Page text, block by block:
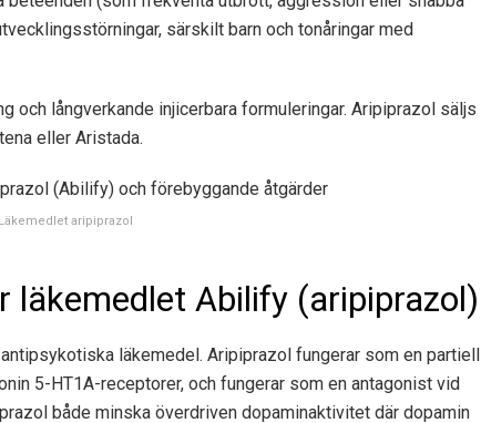
särskilt barn och tonåringar med
och långverkande injicerbara formuleringar. Aripiprazol säljs
eller Aristada.
Läkemedlet aripiprazol
läkemedlet Abilify (aripiprazol)
läkemedel. Aripiprazol fungerar som en partiell
5-HT1A-receptorer, och fungerar som en antagonist vid
både minska överdriven dopaminaktivitet där dopamin